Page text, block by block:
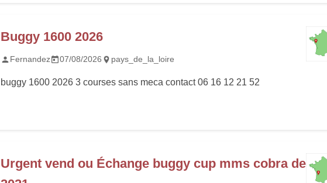
Buggy 1600 2026
Fernandez 07/08/2026 pays_de_la_loire
buggy 1600 2026 3 courses sans meca contact 06 16 12 21 52
Urgent vend ou Échange buggy cup mms cobra de